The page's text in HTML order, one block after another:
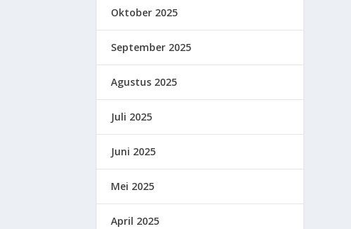
Oktober 2025
September 2025
Agustus 2025
Juli 2025
Juni 2025
Mei 2025
April 2025